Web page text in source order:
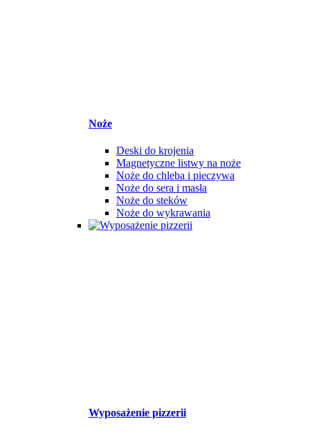
Noże
Deski do krojenia
Magnetyczne listwy na noże
Noże do chleba i pieczywa
Noże do sera i masła
Noże do steków
Noże do wykrawania
Wyposażenie pizzerii